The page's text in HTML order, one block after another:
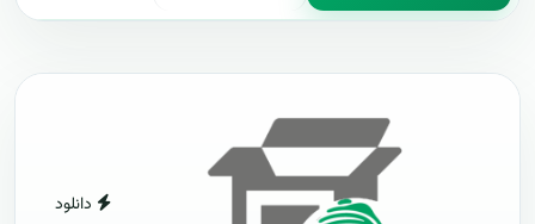
دانلود